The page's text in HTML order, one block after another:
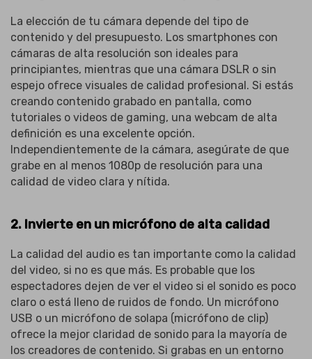
La elección de tu cámara depende del tipo de
contenido y del presupuesto. Los smartphones con
cámaras de alta resolución son ideales para
principiantes, mientras que una cámara DSLR o sin
espejo ofrece visuales de calidad profesional. Si estás
creando contenido grabado en pantalla, como
tutoriales o videos de gaming, una webcam de alta
definición es una excelente opción.
Independientemente de la cámara, asegúrate de que
grabe en al menos 1080p de resolución para una
calidad de video clara y nítida.
2. Invierte en un micrófono de alta calidad
La calidad del audio es tan importante como la calidad
del video, si no es que más. Es probable que los
espectadores dejen de ver el video si el sonido es poco
claro o está lleno de ruidos de fondo. Un micrófono
USB o un micrófono de solapa (micrófono de clip)
ofrece la mejor claridad de sonido para la mayoría de
los creadores de contenido. Si grabas en un entorno